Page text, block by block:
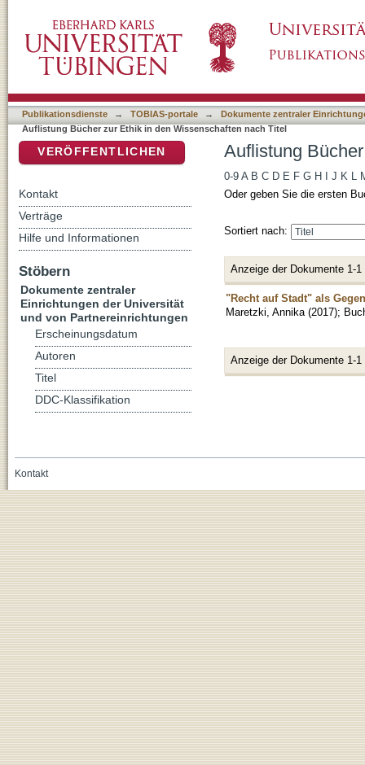
Publikationsdienste → TOBIAS-portale →
Dokumente zentraler
Auflistung Bücher zur Ethik in den Wissenschaften nach Titel
Auflistung
0-9 A B C D E F G H J K L
Oder geben Sie die ersten
Sortiert nach:
Anzeige der Dokumente 1-1
"Recht auf Stadt" als
Maretzki, Annika (2017);
Anzeige der Dokumente 1-1
VERÖFFENTLICHEN
Kontakt
Verträge
Hilfe und Informationen
Stöbern
Dokumente zentraler
Einrichtungen der Universität
und von Partnereinrichtungen
Erscheinungsdatum
Autoren
Titel
DDC-Klassifikation
Kontakt